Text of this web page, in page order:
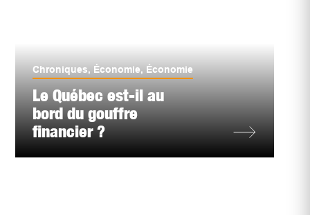
Chroniques, Économie, Économie
Le Québec est-il au
bord du gouffre
financier ?